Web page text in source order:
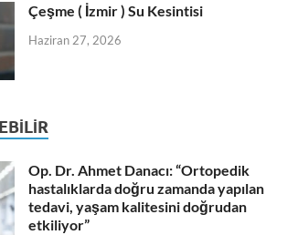
Çeşme ( İzmir ) Su Kesintisi
Haziran 27, 2026
Op. Dr. Ahmet Danacı: “Ortopedik
hastalıklarda doğru zamanda yapılan
tedavi, yaşam kalitesini doğrudan
etkiliyor”